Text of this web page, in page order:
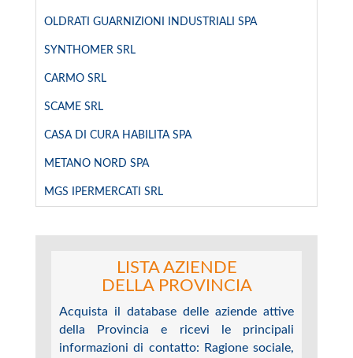
OLDRATI GUARNIZIONI INDUSTRIALI SPA
SYNTHOMER SRL
CARMO SRL
SCAME SRL
CASA DI CURA HABILITA SPA
METANO NORD SPA
MGS IPERMERCATI SRL
LISTA AZIENDE
DELLA PROVINCIA
Acquista il database delle aziende attive
della Provincia e ricevi le principali
informazioni di contatto: Ragione sociale,